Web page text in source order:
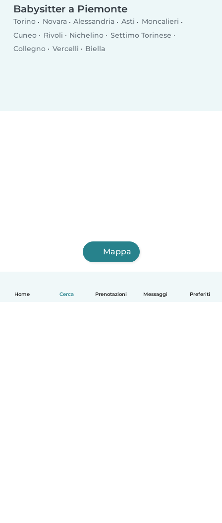
Home Cerca Prenotazioni Messaggi Preferiti
Babysitter a Piemonte
Torino Novara Alessandria Asti
Moncalieri
Cuneo
Rivoli Nichelino
Settimo Torinese
Collegno
Vercelli Biella
Mappa